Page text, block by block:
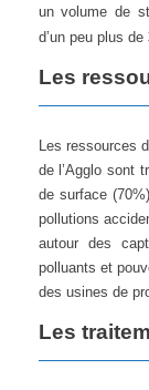
un volume de
d’un peu plus de
Les
Les ressources
de l’Agglo sont
de surface
pollutions
autour des
polluants et
des usines de
Les